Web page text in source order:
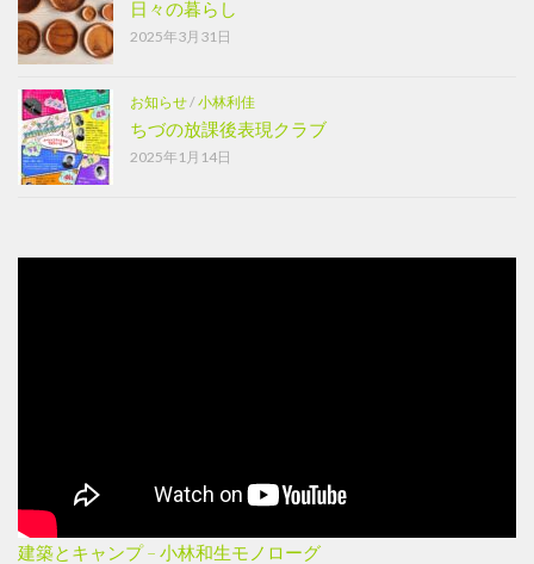
日々の暮らし
2025年3月31日
お知らせ/小林利佳
ちづの放課後表現クラブ
2025年1月14日
建築とキャンプ – 小林和生モノローグ